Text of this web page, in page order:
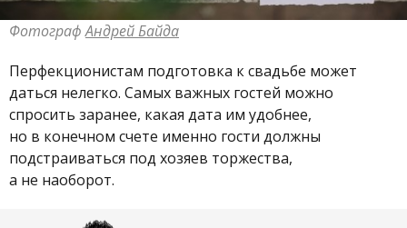
ФотографАндрей Байда
Перфекционистам подготовка к свадьбе может
даться нелегко. Самых важных гостей можно
спросить заранее, какая дата им удобнее,
но в конечном счете именно гости должны
подстраиваться под хозяев торжества,
а не наоборот.